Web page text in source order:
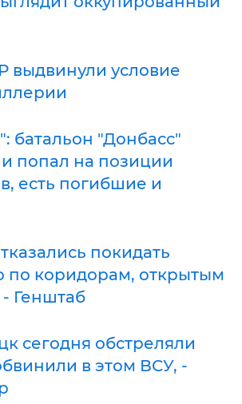
выдвинули условие
батальон "Донбасс"
и попал на позиции
есть погибшие и
покидать
по коридорам, открытым
Генштаб
сегодня обстреляли
в этом ВСУ, -